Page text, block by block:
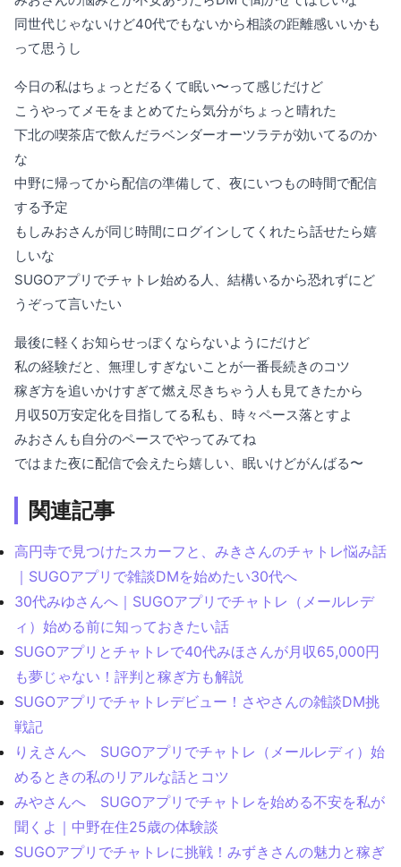
同世代じゃないけど40代でもないから相談の距離感いいかも
って思うし
今日の私はちょっとだるくて眠い〜って感じだけど
こうやってメモをまとめてたら気分がちょっと晴れた
下北の喫茶店で飲んだラベンダーオーツラテが効いてるのか
な
中野に帰ってから配信の準備して、夜にいつもの時間で配信
する予定
もしみおさんが同じ時間にログインしてくれたら話せたら嬉
しいな
SUGOアプリでチャトレ始める人、結構いるから恐れずにど
うぞって言いたい
最後に軽くお知らせっぽくならないようにだけど
私の経験だと、無理しすぎないことが一番長続きのコツ
稼ぎ方を追いかけすぎて燃え尽きちゃう人も見てきたから
月収50万安定化を目指してる私も、時々ペース落とすよ
みおさんも自分のペースでやってみてね
ではまた夜に配信で会えたら嬉しい、眠いけどがんばる〜
関連記事
高円寺で見つけたスカーフと、みきさんのチャトレ悩み話
｜SUGOアプリで雑談DMを始めたい30代へ
30代みゆさんへ｜SUGOアプリでチャトレ（メールレデ
ィ）始める前に知っておきたい話
SUGOアプリとチャトレで40代みほさんが月収65,000円
も夢じゃない！評判と稼ぎ方も解説
SUGOアプリでチャトレデビュー！さやさんの雑談DM挑
戦記
りえさんへ SUGOアプリでチャトレ（メールレディ）始
めるときの私のリアルな話とコツ
みやさんへ SUGOアプリでチャトレを始める不安を私が
聞くよ｜中野在住25歳の体験談
SUGOアプリでチャトレに挑戦！みずきさんの魅力と稼ぎ